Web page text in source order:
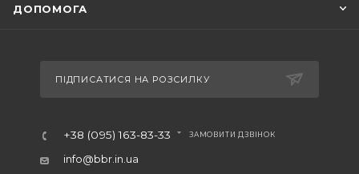
ДОПОМОГА
ПІДПИСАТИСЯ НА РОЗСИЛКУ
+38 (095) 163-83-33 ЗАМОВИТИ ДЗВІНОК
info@bbr.in.ua